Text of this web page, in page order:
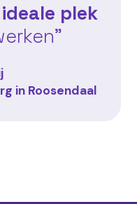
plek
in Roosendaal